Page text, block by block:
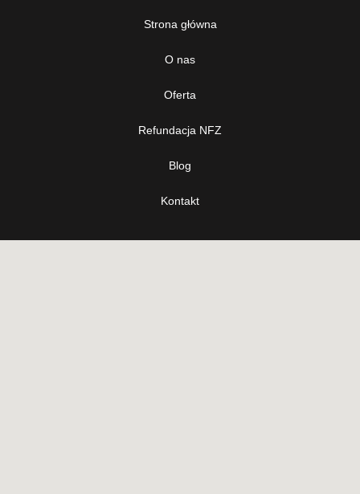
Strona główna
O nas
Oferta
Refundacja NFZ
Blog
Kontakt